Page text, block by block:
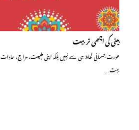
بیٹی کی اچھی تربیت
عورت جسمانی لحاظ ہی سے نہیں بلکہ اپنی طبیعت، مزاج،
بہت…